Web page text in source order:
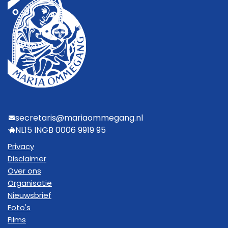
secretaris@mariaommegang.nl
NL15 INGB 0006 9919 95
Privacy
Disclaimer
Over ons
Organisatie
Nieuwsbrief
Foto's
Films